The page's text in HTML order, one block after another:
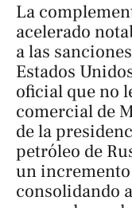
La
acelerado
a las
Estados
oficial que no
comercial de
de la
petróleo de
un
consolidando